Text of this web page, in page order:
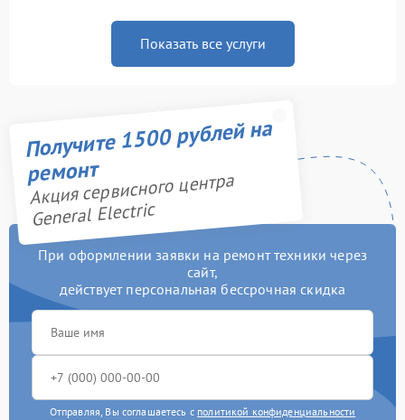
Показать все услуги
Получите 1500 рублей на
ремонт
Акция сервисного центра
General Electric
При оформлении заявки на ремонт техники через
сайт,
действует персональная бессрочная скидка
Отправляя, Вы соглашаетесь с политикой конфиденциальности